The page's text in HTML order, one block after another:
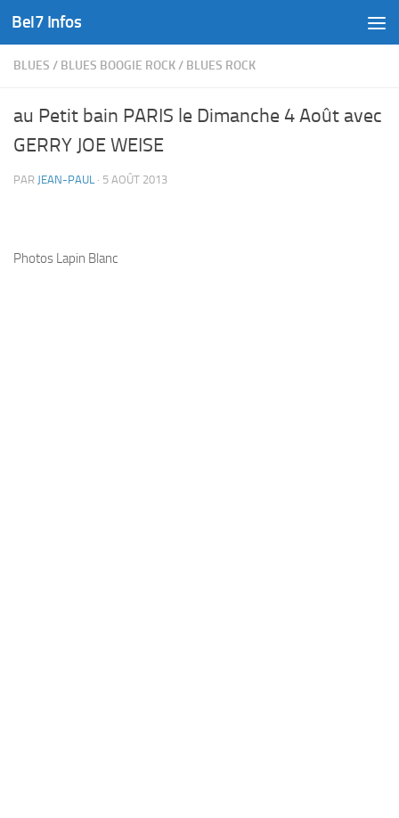
Skip to content
Bel7 Infos
BLUES / BLUES BOOGIE ROCK/ BLUES ROCK
au Petit bain PARIS le Dimanche 4 Août avec
GERRY JOE WEISE
PAR JEAN-PAUL · 5 AOÛT 2013
Photos Lapin Blanc